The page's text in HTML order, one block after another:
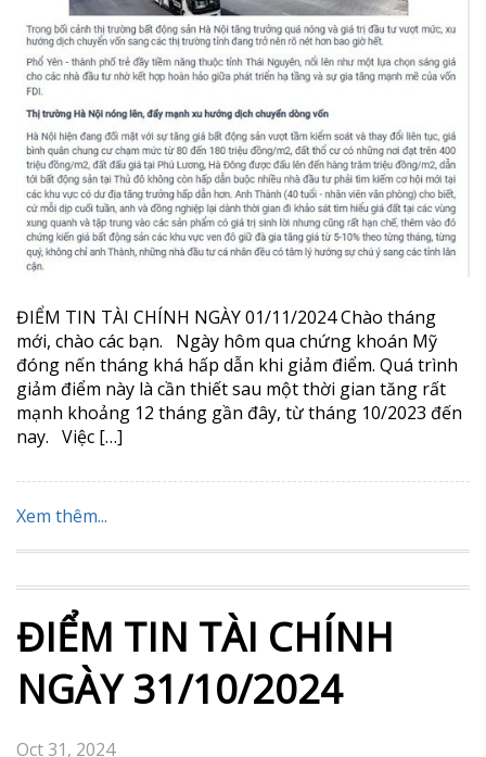
ĐIỂM TIN TÀI CHÍNH NGÀY 01/11/2024 Chào tháng
mới, chào các bạn. Ngày hôm qua chứng khoán Mỹ
đóng nến tháng khá hấp dẫn khi giảm điểm. Quá trình
giảm điểm này là cần thiết sau một thời gian tăng rất
mạnh khoảng 12 tháng gần đây, từ tháng 10/2023 đến
nay. Việc […]
Xem thêm...
ĐIỂM TIN TÀI CHÍNH
NGÀY 31/10/2024
Oct 31, 2024